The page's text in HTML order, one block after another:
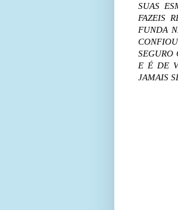
SUAS
FAZEIS
FUNDA
SEGURO
E É DE
JAMAIS